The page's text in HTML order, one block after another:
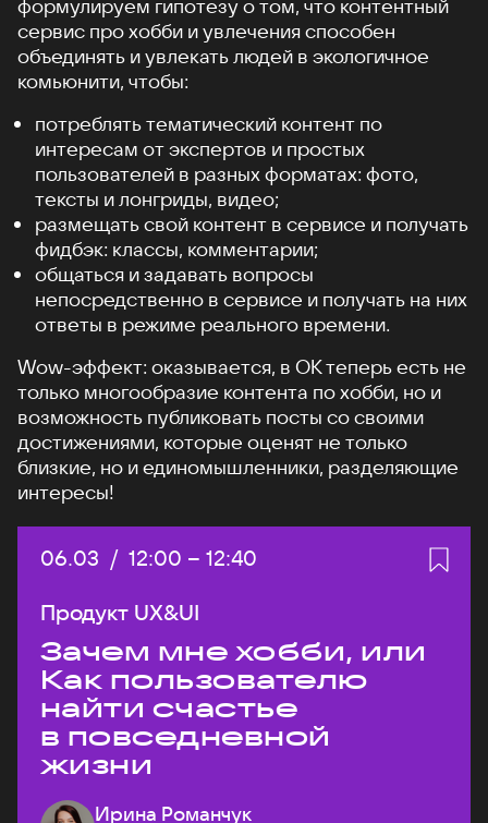
формулируем гипотезу о том, что контентный
сервис про хобби и увлечения способен
объединять и увлекать людей в экологичное
комьюнити, чтобы:
потреблять тематический контент по
интересам от экспертов и простых
пользователей в разных форматах: фото,
тексты и лонгриды, видео;
размещать свой контент в сервисе и получать
фидбэк: классы, комментарии;
общаться и задавать вопросы
непосредственно в сервисе и получать на них
ответы в режиме реального времени.
Wow-эффект: оказывается, в ОК теперь есть не
только многообразие контента по хобби, но и
возможность публиковать посты со своими
достижениями, которые оценят не только
близкие, но и единомышленники, разделяющие
интересы!
Дата:
06.03 / Начало:
12:00 – Конец:
12:40
Продукт UX&UI
Зачем мне хобби, или
Как пользователю
найти счастье
в повседневной
жизни
Ирина Романчук